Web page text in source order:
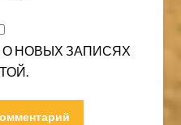
НОВЫХ ЗАПИСЯХ